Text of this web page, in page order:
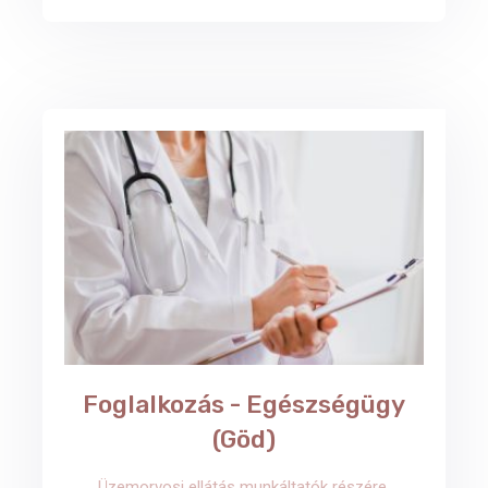
Foglalkozás - Egészségügy
(Göd)